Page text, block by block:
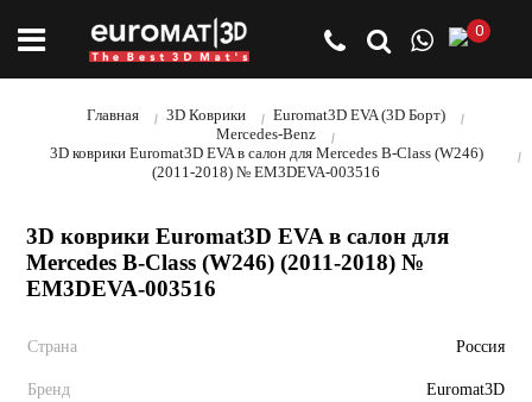
0
Главная 3D Коврики
Euromat3D EVA (3D Борт)
Mercedes-Benz
3D коврики Euromat3D EVA в салон для Mercedes B-Class (W246)
(2011-2018) № EM3DEVA-003516
3D коврики Euromat3D EVA в салон для
Mercedes B-Class (W246) (2011-2018) №
EM3DEVA-003516
Страна Россия
Бренд Euromat3D